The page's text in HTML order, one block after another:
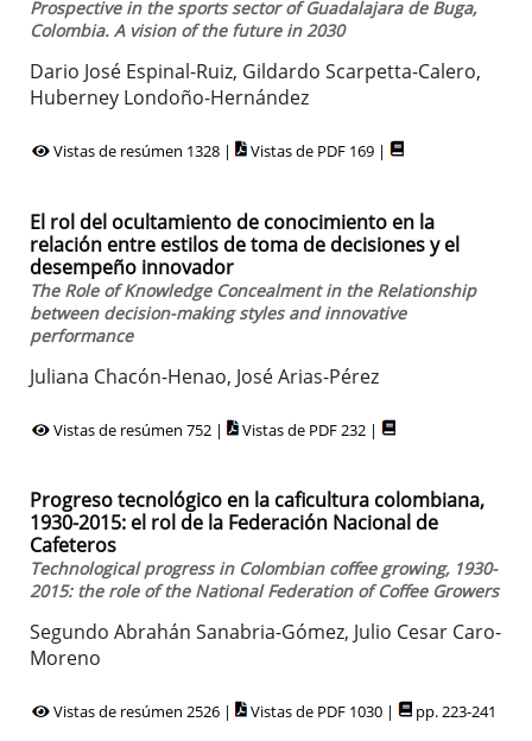
Prospective in the sports sector of Guadalajara de Buga,
Colombia. A vision of the future in 2030
Dario José Espinal-Ruiz, Gildardo Scarpetta-Calero,
Huberney Londoño-Hernández
Vistas de resúmen 1328 | Vistas de PDF 169 |
El rol del ocultamiento de conocimiento en la
relación entre estilos de toma de decisiones y el
desempeño innovador
The Role of Knowledge Concealment in the Relationship
between decision-making styles and innovative
performance
Juliana Chacón-Henao, José Arias-Pérez
Vistas de resúmen 752 | Vistas de PDF 232 |
Progreso tecnológico en la caficultura colombiana,
1930-2015: el rol de la Federación Nacional de
Cafeteros
Technological progress in Colombian coffee growing, 1930-
2015: the role of the National Federation of Coffee Growers
Segundo Abrahán Sanabria-Gómez, Julio Cesar Caro-
Moreno
Vistas de resúmen 2526 | Vistas de PDF 1030 | pp. 223-241